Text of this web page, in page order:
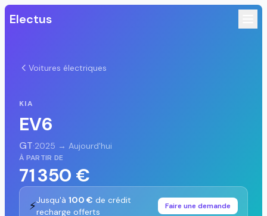
Electus
Voitures électriques
KIA
EV6
GT·2025 → Aujourd'hui
À PARTIR DE
71 350 €
⚡Jusqu'à 100 € de crédit
recharge offerts
Faire une demande